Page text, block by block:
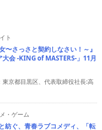
ト
〜さっさと契約しなさい！～』
大会 -KING of MASTERS-」11月
京都目黒区、代表取締役社長:高
・ゲーム
紡ぐ、青春ラブコメディ、「転